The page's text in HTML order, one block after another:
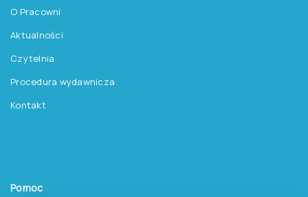
O Pracowni
Aktualności
Czytelnia
Procedura wydawnicza
Kontakt
Pomoc